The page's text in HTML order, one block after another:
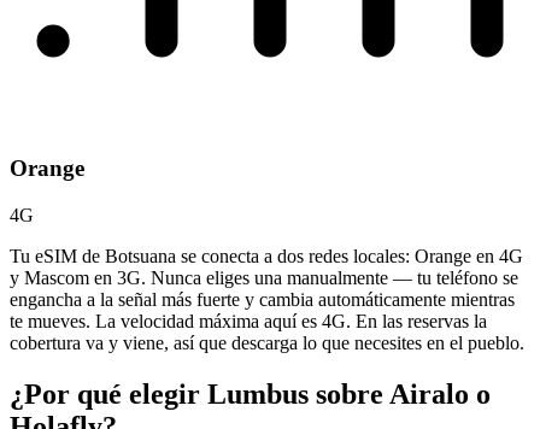
Orange
4G
Tu eSIM de Botsuana se conecta a dos redes locales: Orange en 4G
y Mascom en 3G. Nunca eliges una manualmente — tu teléfono se
engancha a la señal más fuerte y cambia automáticamente mientras
te mueves. La velocidad máxima aquí es 4G. En las reservas la
cobertura va y viene, así que descarga lo que necesites en el pueblo.
¿Por qué elegir Lumbus sobre Airalo o